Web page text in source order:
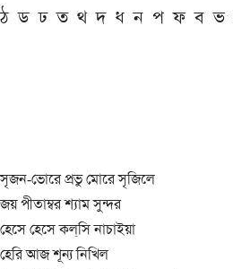
ঠ ড ঢ ত থ দ ধ ন প ফ ব ভ
সৃজন-ভোরে প্রভু মোরে সৃজিলে
জয় পীতাম্বর শ্যাম সুন্দর
হেসে হেসে কল্‌সি নাচাইয়া
হেরি আজ শূন্য নিখিল